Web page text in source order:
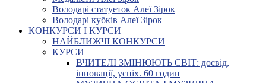
Володарі статуеток Алеї Зірок
Володарі кубків Алеї Зірок
КОНКУРСИ І КУРСИ
НАЙБЛИЖЧІ КОНКУРСИ
КУРСИ
ВЧИТЕЛІ ЗМІНЮЮТЬ СВІТ: досвід,
інновації, успіх. 60 годин